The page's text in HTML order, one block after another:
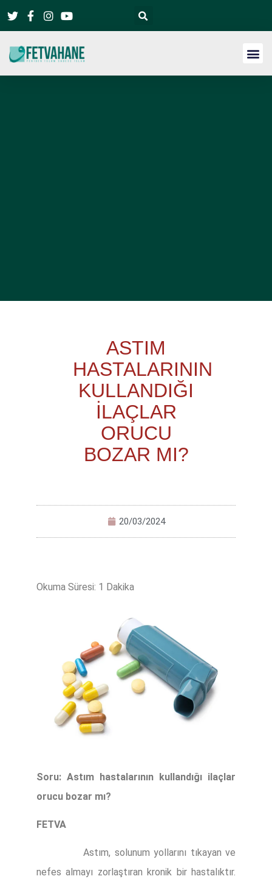
ASTIM
HASTALARININ
KULLANDIĞI
İLAÇLAR
ORUCU
BOZAR MI?
20/03/2024
Soru: Astım hastalarının kullandığı ilaçlar
orucu bozar mı?
FETVA
Astım, solunum yollarını tıkayan ve
nefes almayı zorlaştıran kronik bir hastalıktır.